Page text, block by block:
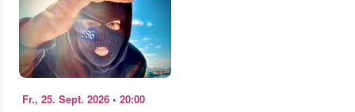
Fr., 25. Sept. 2026 • 20:00